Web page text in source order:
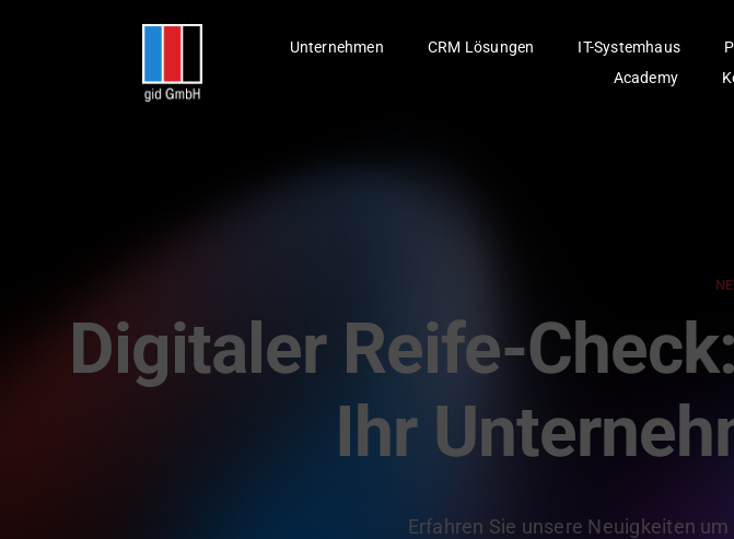
Unternehmen CRM Lösungen IT-Systemhaus
Academy
Digitaler Reife-
Ihr
Erfahren Sie unsere Neuigkeiten